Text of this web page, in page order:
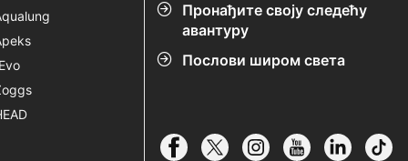
Пронађите своју следећу
авантуру
Послови широм света